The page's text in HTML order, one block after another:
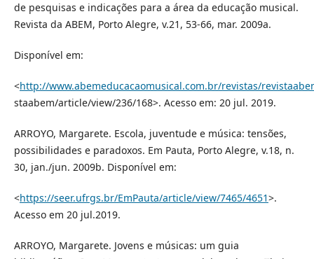
de pesquisas e indicações para a área da educação musical.
Revista da ABEM, Porto Alegre, v.21, 53-66, mar. 2009a.
Disponível em:
<http://www.abemeducacaomusical.com.br/revistas/
staabem/article/view/236/168>. Acesso em: 20 jul. 2019.
ARROYO, Margarete. Escola, juventude e música: tensões,
possibilidades e paradoxos. Em Pauta, Porto Alegre, v.18, n.
30, jan./jun. 2009b. Disponível em:
<https://seer.ufrgs.br/EmPauta/article/view/7465/4651>.
Acesso em 20 jul.2019.
ARROYO, Margarete. Jovens e músicas: um guia